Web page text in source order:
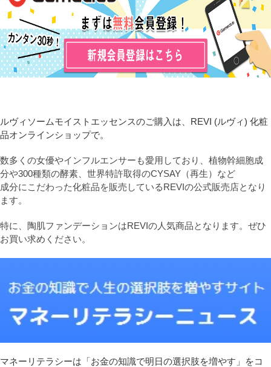
ルヴィソームモイストエッセンスのご購入は、REVI (ルヴィ) 化粧
品オンラインショップで。
数多くの女優やインフルエンサーも愛用しており、植物幹細胞成
分や300種類の酵素、世界特許取得のCYSAY（再生）など
成分にこだわった化粧品を販売しているREVIの公式販売店となり
ます。
特に、陶肌ファンデーションはREVIの人気商品となります。ぜひ
お買い求めください。
マネーリテラシーは「お金の知識で明日の選択肢を増やす」をコ